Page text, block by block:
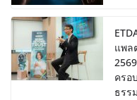
แพล
ครอ
ธรร